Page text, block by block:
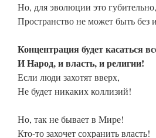
Но, для эволюции это губительно,
Пространство не может быть без
Концентрация будет касаться
И Народ, и власть, и религии!
Если люди захотят вверх,
Не будет никаких коллизий!
Но, так не бывает в Мире!
Кто-то захочет сохранить власть!